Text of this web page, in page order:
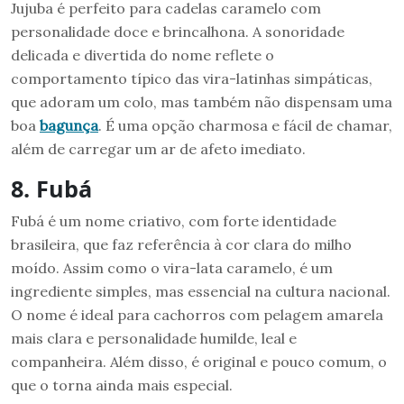
Jujuba é perfeito para cadelas caramelo com
personalidade doce e brincalhona. A sonoridade
delicada e divertida do nome reflete o
comportamento típico das vira-latinhas simpáticas,
que adoram um colo, mas também não dispensam uma
boa bagunça. É uma opção charmosa e fácil de chamar,
além de carregar um ar de afeto imediato.
8. Fubá
Fubá é um nome criativo, com forte identidade
brasileira, que faz referência à cor clara do milho
moído. Assim como o vira-lata caramelo, é um
ingrediente simples, mas essencial na cultura nacional.
O nome é ideal para cachorros com pelagem amarela
mais clara e personalidade humilde, leal e
companheira. Além disso, é original e pouco comum, o
que o torna ainda mais especial.